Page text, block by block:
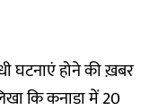
घटनाएं होने की ख़बर
कि कनाडा में 20